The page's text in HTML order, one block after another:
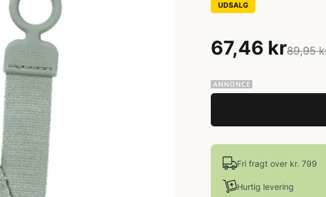
UDSALG
67,46 kr89,95
Fri fragt over kr. 799
Hurtig levering